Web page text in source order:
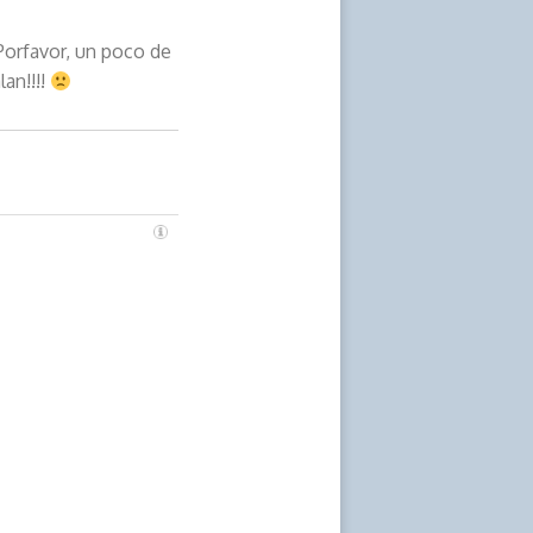
un poco de